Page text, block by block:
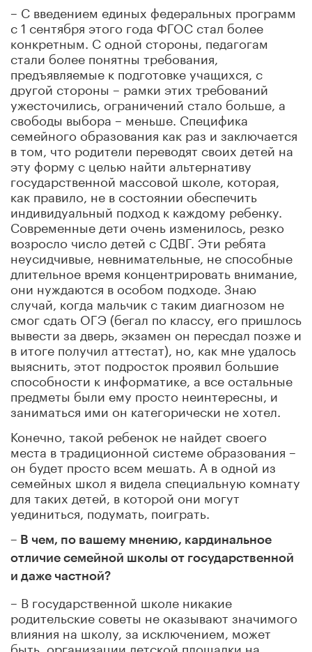
– С введением единых федеральных программ
с 1 сентября этого года ФГОС стал более
конкретным. С одной стороны, педагогам
стали более понятны требования,
предъявляемые к подготовке учащихся, с
другой стороны – рамки этих требований
ужесточились, ограничений стало больше, а
свободы выбора – меньше. Специфика
семейного образования как раз и заключается
в том, что родители переводят своих детей на
эту форму с целью найти альтернативу
государственной массовой школе, которая,
как правило, не в состоянии обеспечить
индивидуальный подход к каждому ребенку.
Современные дети очень изменилось, резко
возросло число детей с СДВГ. Эти ребята
неусидчивые, невнимательные, не способные
длительное время концентрировать внимание,
они нуждаются в особом подходе. Знаю
случай, когда мальчик с таким диагнозом не
смог сдать ОГЭ (бегал по классу, его пришлось
вывести за дверь, экзамен он пересдал позже и
в итоге получил аттестат), но, как мне удалось
выяснить, этот подросток проявил большие
способности к информатике, а все остальные
предметы были ему просто неинтересны, и
заниматься ими он категорически не хотел.
Конечно, такой ребенок не найдет своего
места в традиционной системе образования –
он будет просто всем мешать. А в одной из
семейных школ я видела специальную комнату
для таких детей, в которой они могут
уединиться, подумать, поиграть.
– В чем, по вашему мнению, кардинальное
отличие семейной школы от государственной
и даже частной?
– В государственной школе никакие
родительские советы не оказывают значимого
влияния на школу, за исключением, может
быть, организации детской площадки на